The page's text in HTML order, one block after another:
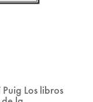
Los libros